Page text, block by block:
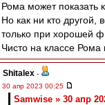
Рома может показать
Но как ни кто другой,
только при хорошей
Чисто на классе Рома
Shitalex -
30 апр 2023 00:25
Samwise » 30 апр